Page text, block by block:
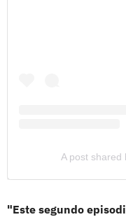
A post shared
"Este segundo